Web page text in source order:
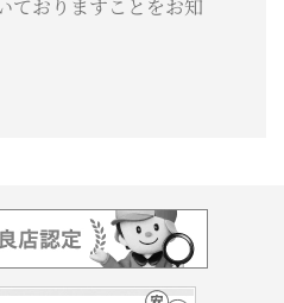
ておりますことをお知